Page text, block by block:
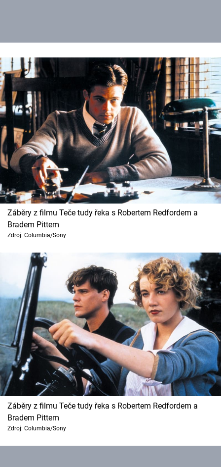
Záběry z filmu Teče tudy řeka s Robertem Redfordem a
Bradem Pittem
Zdroj: Columbia/Sony
Záběry z filmu Teče tudy řeka s Robertem Redfordem a
Bradem Pittem
Zdroj: Columbia/Sony